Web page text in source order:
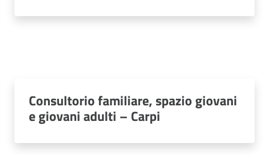
Consultorio familiare, spazio giovani
e giovani adulti – Carpi